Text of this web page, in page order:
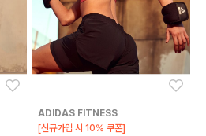
ADIDAS FITNESS
[신규가입 시 10% 쿠폰]